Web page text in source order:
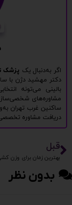
اگر به‌دنبال یک پزشک
دکتر مهشید دژن با
بالینی می‌تونه
مشاوره‌های
ساکنین غرب تهران
دریافت مشاوره
قبل
بدون نظر